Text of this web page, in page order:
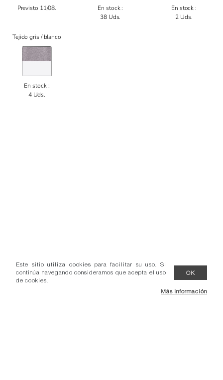
Este sitio utiliza cookies para facilitar su uso. Si
continúa navegando consideramos que acepta el uso
de cookies.
OK
Más información
Previsto 11/08.
En stock :
38 Uds.
En stock :
2 Uds.
Tejido gris / blanco
En stock :
4 Uds.